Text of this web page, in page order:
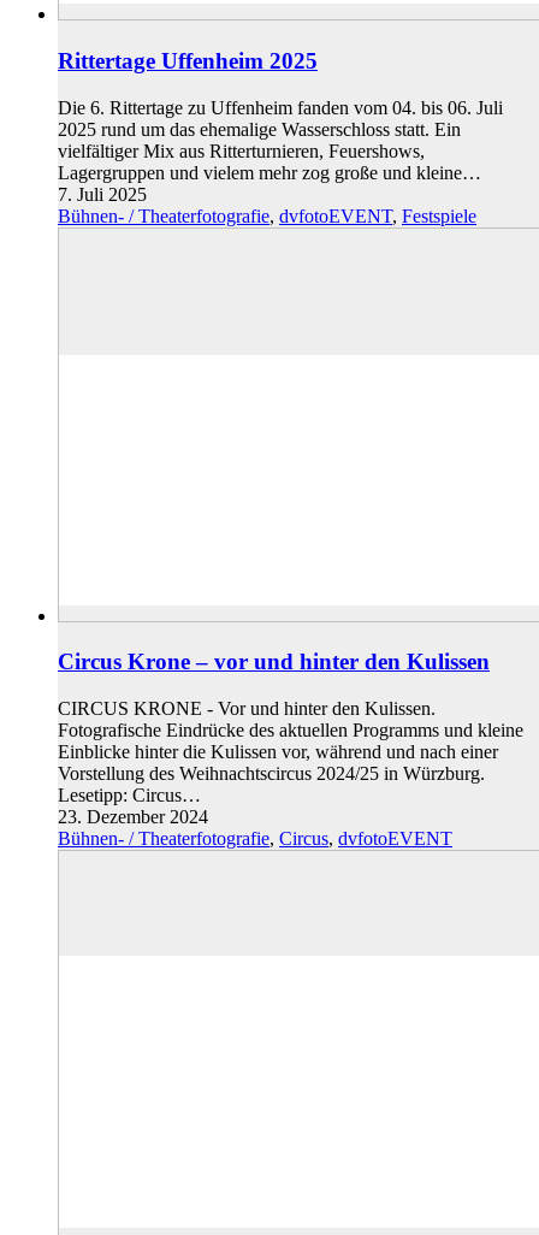
Rittertage Uffenheim 2025
Die 6. Rittertage zu Uffenheim fanden vom 04. bis 06. Juli
2025 rund um das ehemalige Wasserschloss statt. Ein
vielfältiger Mix aus Ritterturnieren, Feuershows,
Lagergruppen und vielem mehr zog große und kleine…
7. Juli 2025
Bühnen- / Theaterfotografie, dvfotoEVENT, Festspiele
Circus Krone – vor und hinter den Kulissen
CIRCUS KRONE - Vor und hinter den Kulissen.
Fotografische Eindrücke des aktuellen Programms und kleine
Einblicke hinter die Kulissen vor, während und nach einer
Vorstellung des Weihnachtscircus 2024/25 in Würzburg.
Lesetipp: Circus…
23. Dezember 2024
Bühnen- / Theaterfotografie, Circus, dvfotoEVENT